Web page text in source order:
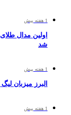
1 هفته پیش
اولین مدال
شد
1 هفته پیش
البرز میزبان
1 هفته پیش